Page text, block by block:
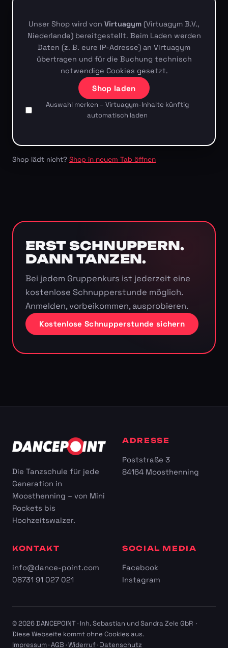
Unser Shop wird von Virtuagym (Virtuagym B.V.,
Niederlande) bereitgestellt. Beim Laden werden
Daten (z. B. eure IP-Adresse) an Virtuagym
übertragen und für die Buchung technisch
notwendige Cookies gesetzt.
Shop laden
Auswahl merken – Virtuagym-Inhalte künftig
automatisch laden
Shop lädt nicht? Shop in neuem Tab öffnen
ERST SCHNUPPERN.
DANN TANZEN.
Bei jedem Gruppenkurs ist jederzeit eine
kostenlose Schnupperstunde möglich.
Anmelden, vorbeikommen, ausprobieren.
Kostenlose Schnupperstunde sichern
Die Tanzschule für jede
Generation in
Moosthenning – von Mini
Rockets bis
Hochzeitswalzer.
ADRESSE
Poststraße 3
84164 Moosthenning
KONTAKT
info@dance-point.com
08731 91 027 021
SOCIAL MEDIA
Facebook
Instagram
© 2026 DANCEPOINT · Inh. Sebastian und Sandra Zele GbR ·
Diese Webseite kommt ohne Cookies aus.
Impressum·AGB ·Widerruf·Datenschutz